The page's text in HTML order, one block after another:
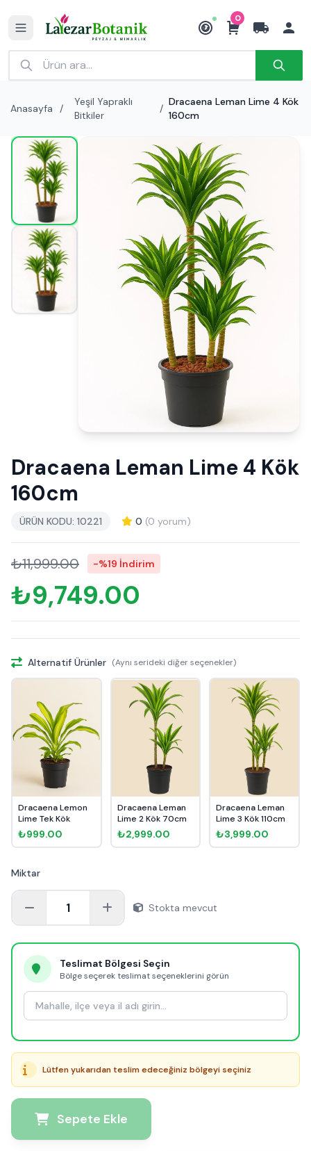
₺
0
Anasayfa /
Yeşil Yapraklı
Bitkiler
/
Dracaena Leman Lime 4 Kök
160cm
Dracaena Leman Lime 4 Kök
160cm
ÜRÜN KODU: 10221 0 (0 yorum)
₺11,999.00 -%19 İndirim
₺9,749.00
Alternatif Ürünler (Aynı serideki diğer seçenekler)
Dracaena Lemon
Lime Tek Kök
₺999.00
Dracaena Leman
Lime 2 Kök 70cm
₺2,999.00
Dracaena Leman
Lime 3 Kök 110cm
₺3,999.00
Miktar
1 Stokta mevcut
Teslimat Bölgesi Seçin
Bölge seçerek teslimat seçeneklerini görün
Lütfen yukarıdan teslim edeceğiniz bölgeyi seçiniz
Sepete Ekle